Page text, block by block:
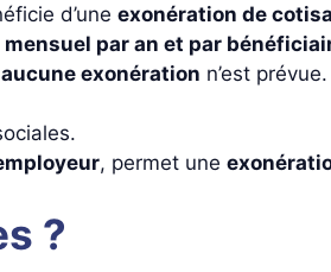
d’une exonération de
mensuel par an et par
aucune exonération n’est prévue.
, permet une
?